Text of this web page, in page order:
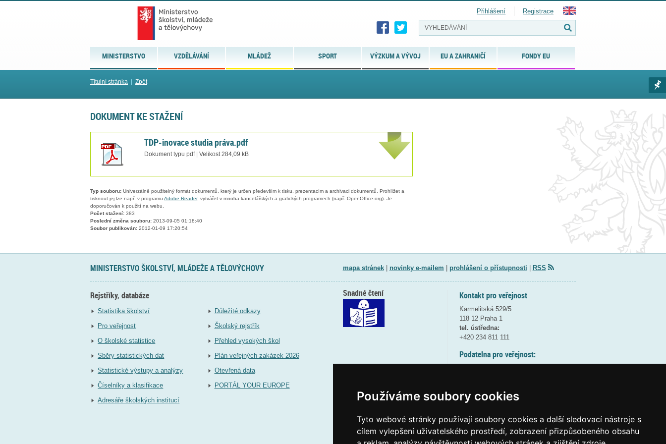
Používáme soubory cookies
Tyto webové stránky používají soubory cookies a další sledovací nástroje s
cílem vylepšení uživatelského prostředí, zobrazení přizpůsobeného obsahu
MINISTERSTVO VZDĚLÁVÁNÍ MLÁDEŽ SPORT VÝZKUM A VÝVOJ EU A ZAHRANIČÍ FONDY EU
Přihlášení Registrace
Titulní stránka Zpět
DOKUMENT KE STAŽENÍ
TDP-inovace studia práva.pdf
Dokument typu pdf | Velikost 284,09 kB
Typ souboru: Univerzálně použitelný formát dokumentů, který je určen především k tisku, prezentacím a archivaci dokumentů. Prohlížet a
tisknout jej lze např. v programu Adobe Reader, vytvářet v mnoha kancelářských a grafických programech (např. OpenOffice.org). Je
doporučován k použití na webu.
Počet stažení: 383
Poslední změna souboru: 2013-09-05 01:18:40
Soubor publikován: 2012-01-09 17:20:54
MINISTERSTVO ŠKOLSTVÍ, MLÁDEŽE A TĚLOVÝCHOVY mapa stránek| novinky e-mailem prohlášení o přístupnosti RSS
Rejstříky, databáze
Statistika školství
Pro veřejnost
O školské statistice
Sběry statistických dat
Statistické výstupy a analýzy
Číselníky a klasifikace
Adresáře školských institucí
Důležité odkazy
Školský rejstřík
Přehled vysokých škol
Plán veřejných zakázek 2026
Otevřená data
PORTÁL YOUR EUROPE
Kontakt pro veřejnost
Karmelitská 529/5
118 12 Praha 1
tel. ústředna:
+420 234 811 111
Podatelna pro veřejnost:
(více informací
Elektronická podatelna:
Snadné čtení